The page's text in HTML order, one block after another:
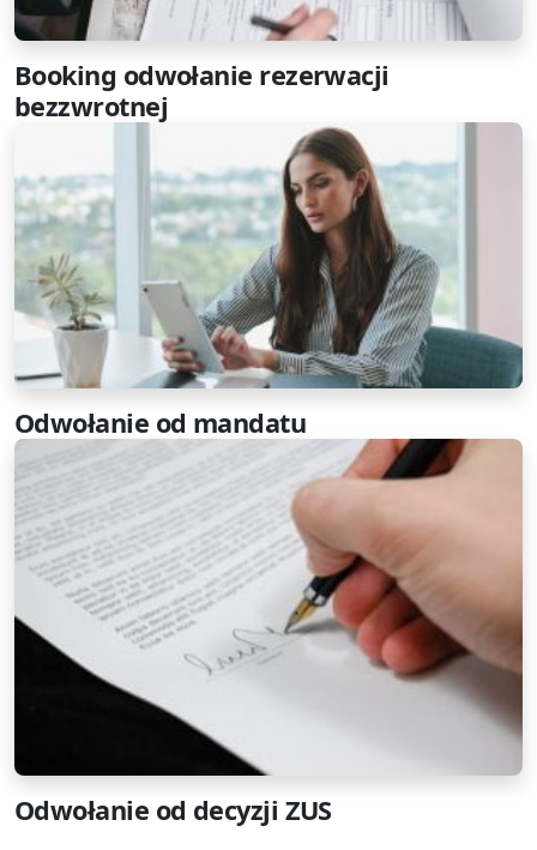
Booking odwołanie rezerwacji
bezzwrotnej
Odwołanie od mandatu
Odwołanie od decyzji ZUS